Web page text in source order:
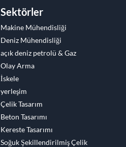
Sektörler
Makine Mühendisliği
Deniz Mühendisliği
açık deniz petrolü & Gaz
Olay Arma
İskele
yerleşim
Çelik Tasarım
Beton Tasarımı
Kereste Tasarımı
Soğuk Şekillendirilmiş Çelik